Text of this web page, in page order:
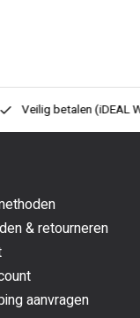
Veilig betalen (iDEAL
& retourneren
aanvragen